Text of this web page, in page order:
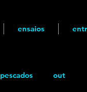
ensaios
pescados out